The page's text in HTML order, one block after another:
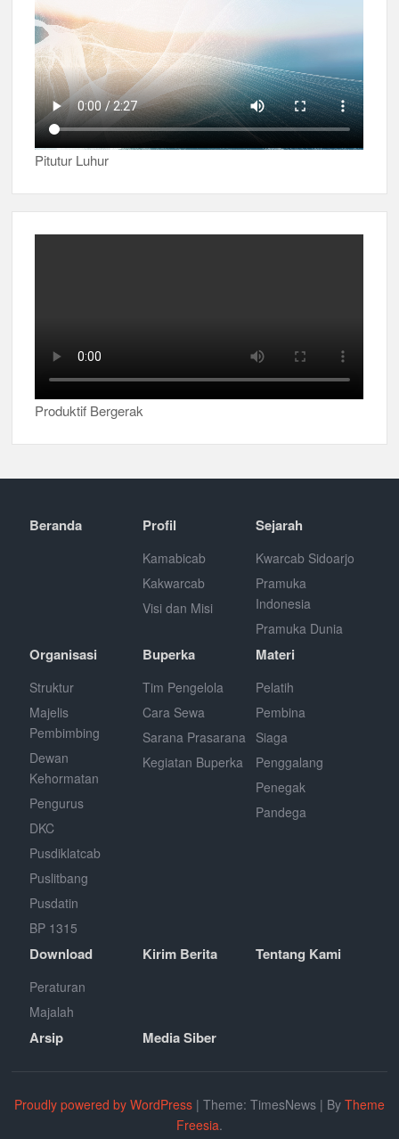
Pitutur Luhur
Produktif Bergerak
Beranda Profil
Kamabicab
Kakwarcab
Visi dan Misi
Sejarah
Kwarcab Sidoarjo
Pramuka
Indonesia
Pramuka Dunia
Organisasi
Struktur
Majelis
Pembimbing
Dewan
Kehormatan
Pengurus
DKC
Pusdiklatcab
Puslitbang
Pusdatin
BP 1315
Buperka
Tim Pengelola
Cara Sewa
Sarana Prasarana
Kegiatan Buperka
Materi
Pelatih
Pembina
Siaga
Penggalang
Penegak
Pandega
Download
Peraturan
Majalah
Kirim Berita Tentang Kami
Arsip Media Siber
Proudly powered by WordPress | Theme: TimesNews | By Theme
Freesia.